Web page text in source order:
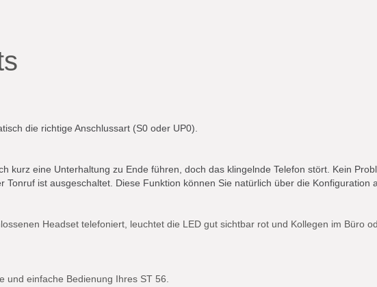
die richtige Anschlussart (S0 oder UP0).
kurz eine Unterhaltung zu Ende führen, doch das klingelnde Telefon stört. Kein
Tonruf ist ausgeschaltet. Diese Funktion können Sie natürlich über die Konfiguration
Headset telefoniert, leuchtet die LED gut sichtbar rot und Kollegen im Büro
und einfache Bedienung Ihres ST 56.